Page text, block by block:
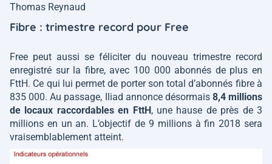
Thomas Reynaud
Fibre : trimestre record pour Free
Free peut aussi se féliciter du nouveau trimestre record
enregistré sur la fibre, avec 100 000 abonnés de plus en
FttH. Ce qui lui permet de porter son total d’abonnés fibre à
835 000. Au passage, Iliad annonce désormais 8,4 millions
de locaux raccordables en FttH, une hause de près de 3
millions en un an. L’objectif de 9 millions à fin 2018 sera
vraisemblablement atteint.